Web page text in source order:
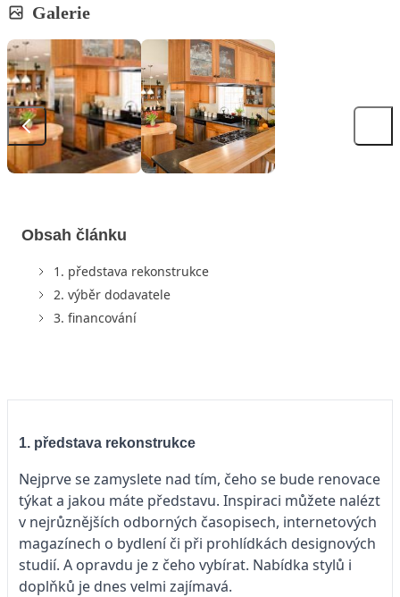
Galerie
Obsah článku
1. představa rekonstrukce
2. výběr dodavatele
3. financování
1. představa rekonstrukce
Nejprve se zamyslete nad tím, čeho se bude renovace
týkat a jakou máte představu. Inspiraci můžete nalézt
v nejrůznějších odborných časopisech, internetových
magazínech o bydlení či při prohlídkách designových
studií. A opravdu je z čeho vybírat. Nabídka stylů i
doplňků je dnes velmi zajímavá.